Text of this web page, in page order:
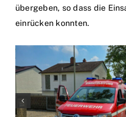
übergeben, so dass die
einrücken konnten.